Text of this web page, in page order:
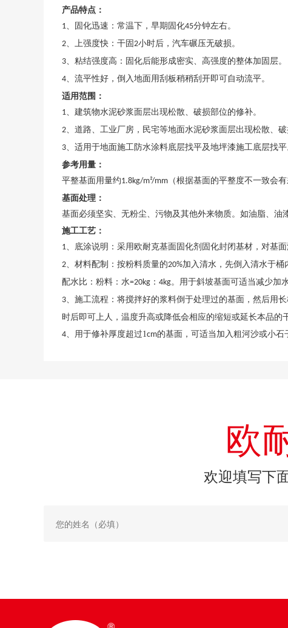
产品特点：
1、固化迅速：常温下，早期固化45分钟左右。
2、上强度快：干固 2小时后，汽车碾压无破损。
3、粘结强度高：固化后能形成密实、高强度的整体加固层。
4、流平性好，倒入地面用刮板稍稍刮开即可自动流平。
适用范围：
1、建筑物水泥砂浆面层出现松散、破损部位的修补。
2、道路、工业厂房，民宅等地面水泥砂浆面层出现松散、破
3、适用于地面施工防水涂料底层找平及地坪漆施工底层找平
参考用量：
平整基面用量约1.8kg/m²/mm （根据基面的平整度不一致会有
基面处理：
基面必须坚实、无粉尘、污物及其他外来物质。如油脂、油
施工工艺：
1、底涂说明：采用欧耐克基面固化剂固化封闭基材，对基
2、材料配制：按粉料质量的20%加入清水，先倒入清水于
配水比：粉料：水=20kg ： 4kg。用于斜坡基面可适当减少加水
3、施工流程：将搅拌好的浆料倒于处理过的基面，然后用
时后即可上人，温度升高或降低会相应的缩短或延长本品的
4、用于修补厚度超过1cm的基面，可适当加入粗河沙或小石
欧
欢迎填写下